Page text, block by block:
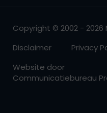
Copyright © 2002 -
Disclaimer
Privacy
Website door
Communicatiebureau